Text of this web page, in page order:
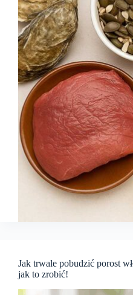
Jak trwale pobudzić porost
jak to zrobić!